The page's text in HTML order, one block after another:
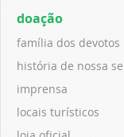
doação
família dos devotos
história de nossa
imprensa
locais turísticos